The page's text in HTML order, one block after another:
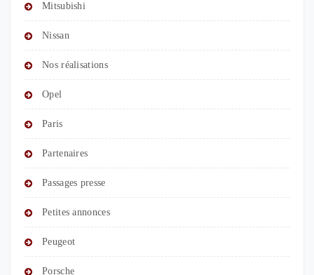
Mitsubishi
Nissan
Nos réalisations
Opel
Paris
Partenaires
Passages presse
Petites annonces
Peugeot
Porsche